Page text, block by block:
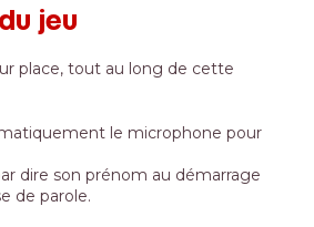
jeu
place, tout au long de cette
le microphone pour
dire son prénom au démarrage
de parole.